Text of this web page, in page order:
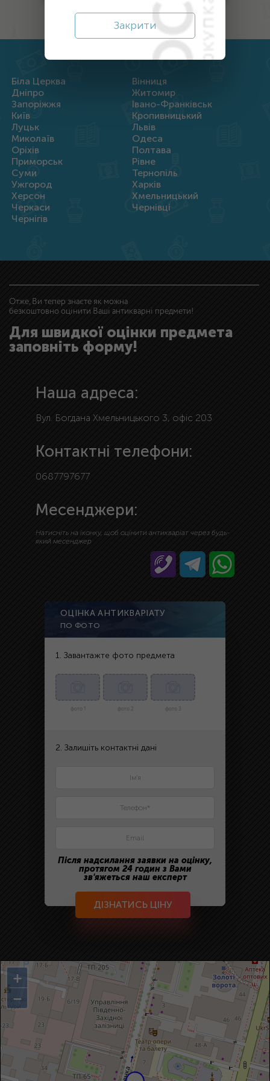
Біла Церква
Вінниця
Дніпро
Житомир
Запоріжжя
Івано-Франківськ
Київ
Кропивницький
Луцьк
Львів
Миколаїв
Одеса
Оріхів
Полтава
Приморськ
Рівне
Суми
Тернопіль
Ужгород
Харків
Херсон
Хмельницький
Черкаси
Чернівці
Чернігів
Отже, Ви тепер знаєте як можна
безкоштовно оцінити Ваші антикварні предмети!
Для швидкої оцінки предмета
заповніть форму!
Наша адреса:
Вул. Богдана Хмельницького 3, офіс 203
Контактні телефони:
0687797677
Месенджери:
Натисніть на іконку, щоб оцінити антикваріат через будь-
який месенджер
ОЦІНКА АНТИКВАРІАТУ
ПО ФОТО
1. Завантажте фото предмета
фото 1 фото 2 фото 3
2. Залишіть контактні дані
Після надсилання заявки на оцінку,
протягом 24 годин з Вами
зв'яжеться наш експерт
ДІЗНАТИСЬ ЦІНУ
+
−
Закрити